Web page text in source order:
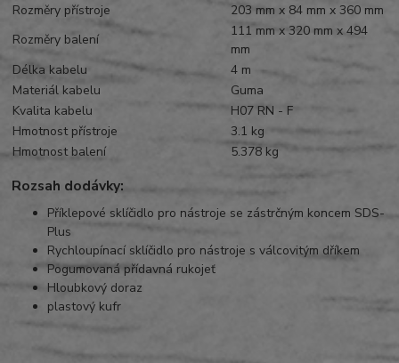
Rozměry přístroje
203 mm x 84 mm x 360 mm
Rozměry balení
111 mm x 320 mm x 494
mm
Délka kabelu
4 m
Materiál kabelu
Guma
Kvalita kabelu
H07 RN - F
Hmotnost přístroje
3.1 kg
Hmotnost balení
5.378 kg
Rozsah dodávky:
Příklepové sklíčidlo pro nástroje se zástrčným koncem SDS-
Plus
Rychloupínací sklíčidlo pro nástroje s válcovitým dříkem
Pogumovaná přídavná rukojeť
Hloubkový doraz
plastový kufr